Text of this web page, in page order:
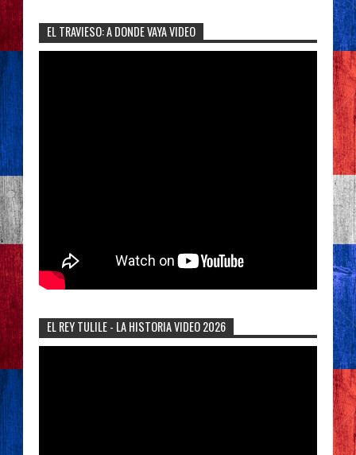
EL TRAVIESO: A DONDE VAYA VIDEO
EL REY TULILE - LA HISTORIA VIDEO 2026